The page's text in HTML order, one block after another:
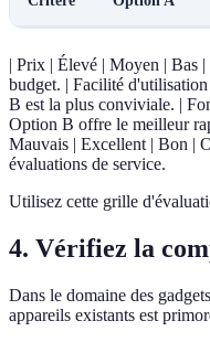
| Prix | Élevé | Moyen | Bas
budget. | Facilité
B est la plus conviviale. |
Option B offre le meilleur
Mauvais | Excellent | Bon |
évaluations de service.
Utilisez cette grille
4. Vérifiez la
Dans le domaine des
appareils existants est